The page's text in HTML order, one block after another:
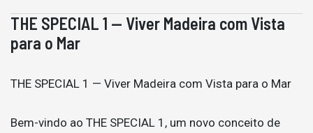
THE SPECIAL 1 — Viver Madeira com Vista
para o Mar
THE SPECIAL 1 — Viver Madeira com Vista para o Mar
Bem-vindo ao THE SPECIAL 1, um novo conceito de